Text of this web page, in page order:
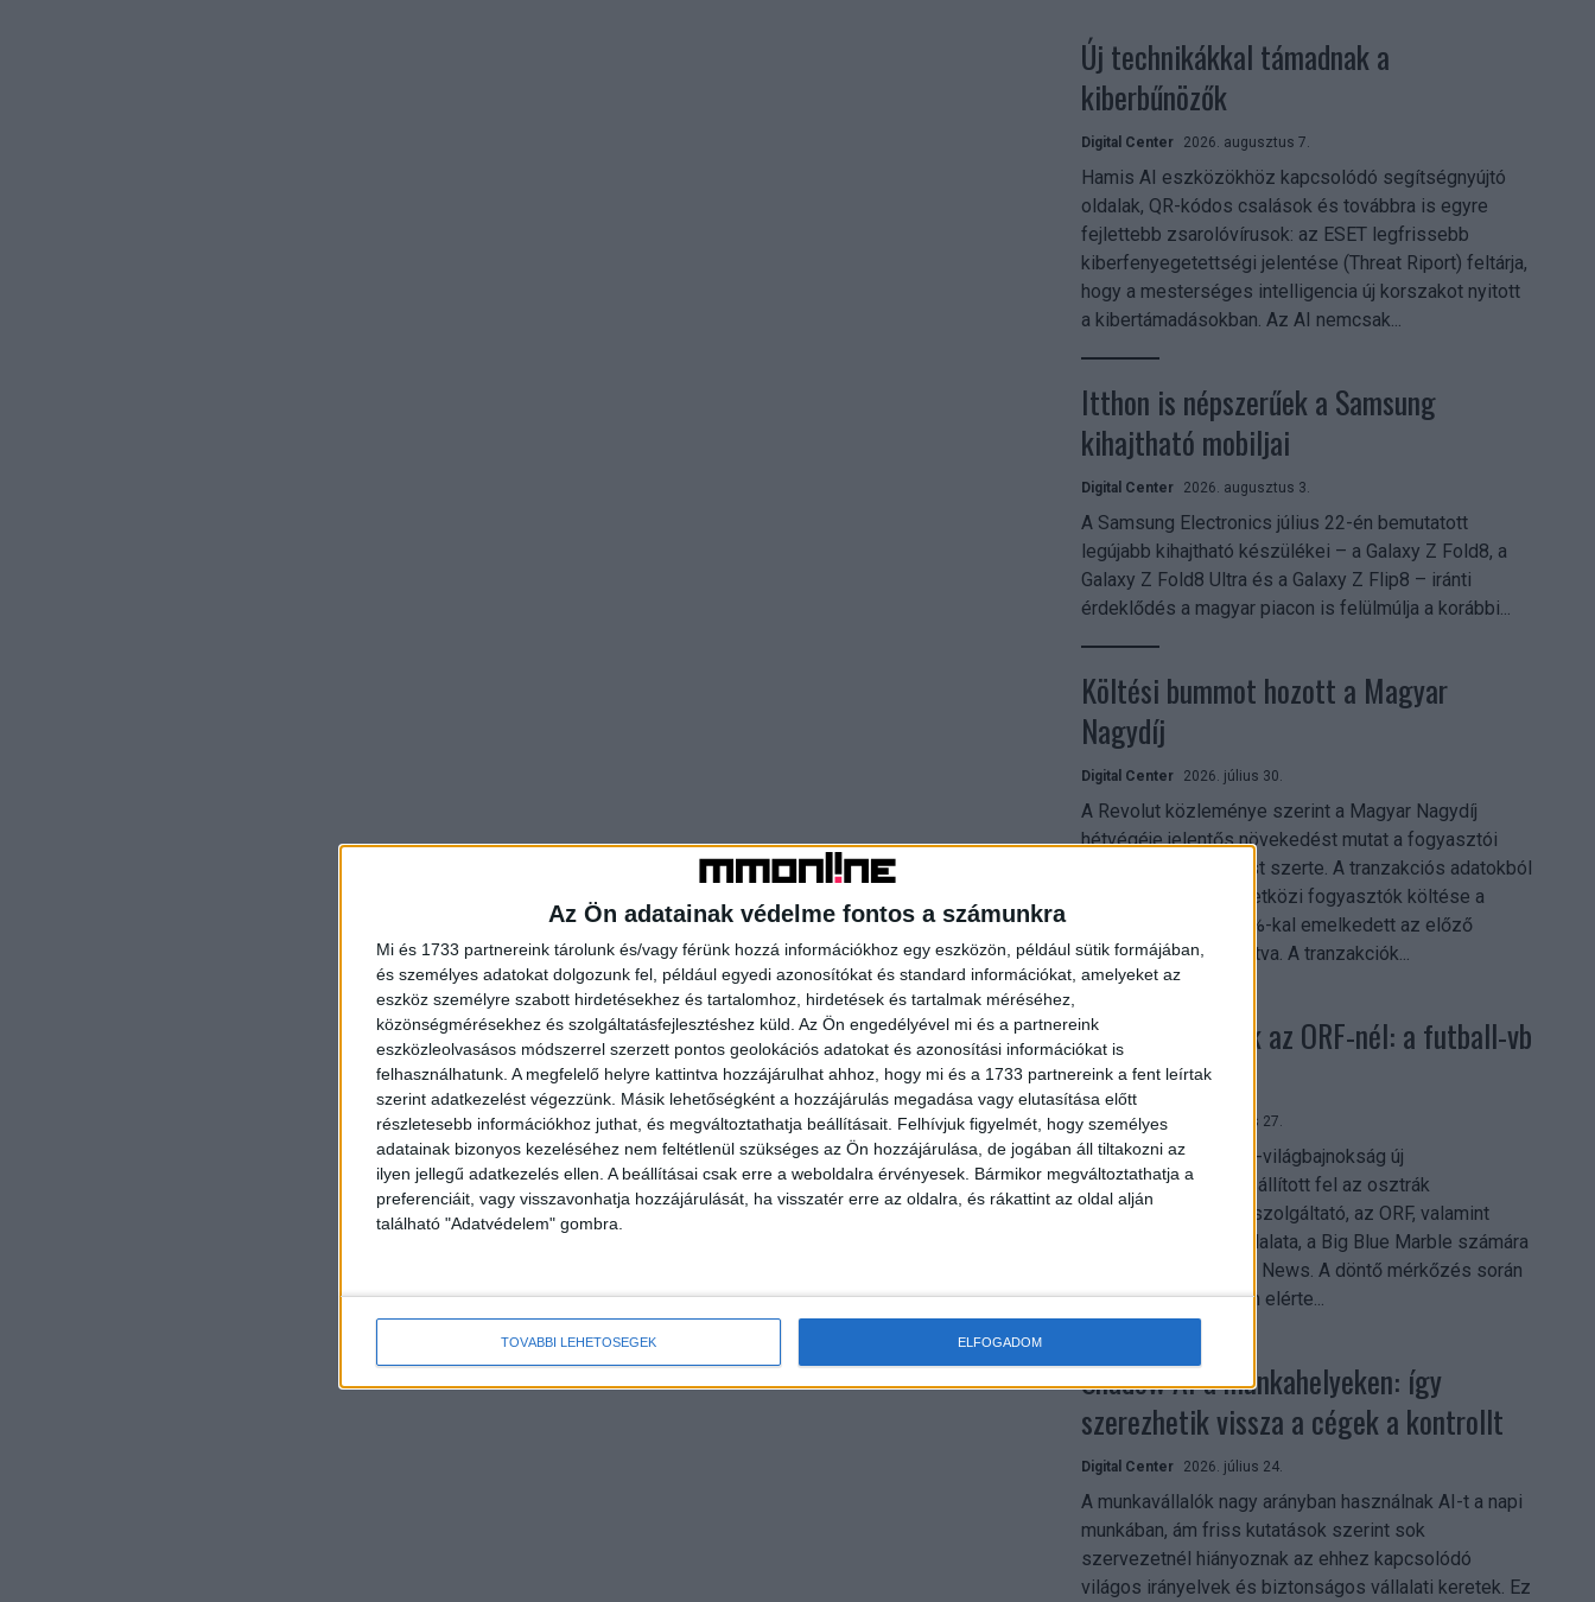
Az Ön adatainak védelme fontos a számunkra
Mi és 1733 partnereink tárolunk és/vagy férünk hozzá információkhoz egy eszközön, például sütik formájában,
és személyes adatokat dolgozunk fel, például egyedi azonosítókat és standard információkat, amelyeket az
eszköz személyre szabott hirdetésekhez és tartalomhoz, hirdetések és tartalmak méréséhez,
közönségmérésekhez és szolgáltatásfejlesztéshez küld. Az Ön engedélyével mi és a partnereink
eszközleolvasásos módszerrel szerzett pontos geolokációs adatokat és azonosítási információkat is
felhasználhatunk. A megfelelő helyre kattintva hozzájárulhat ahhoz, hogy mi és a 1733 partnereink a fent leírtak
szerint adatkezelést végezzünk. Másik lehetőségként a hozzájárulás megadása vagy elutasítása előtt
részletesebb információkhoz juthat, és megváltoztathatja beállításait. Felhívjuk figyelmét, hogy személyes
adatainak bizonyos kezeléséhez nem feltétlenül szükséges az Ön hozzájárulása, de jogában áll tiltakozni az
ilyen jellegű adatkezelés ellen. A beállításai csak erre a weboldalra érvényesek. Bármikor megváltoztathatja a
preferenciáit, vagy visszavonhatja hozzájárulását, ha visszatér erre az oldalra, és rákattint az oldal alján
található "Adatvédelem" gombra.
TOVÁBBI LEHETŐSÉGEK ELFOGADOM
Új technikákkal támadnak a
kiberbűnözők
Digital Center 2026. augusztus 7.
Hamis AI eszközökhöz kapcsolódó segítségnyújtó
oldalak, QR-kódos csalások és továbbra is egyre
fejlettebb zsarolóvírusok: az ESET legfrissebb
kiberfenyegetettségi jelentése (Threat Riport) feltárja,
hogy a mesterséges intelligencia új korszakot nyitott
a kibertámadásokban. Az AI nemcsak...
Itthon is népszerűek a Samsung
kihajtható mobiljai
Digital Center 2026. augusztus 3.
A Samsung Electronics július 22-én bemutatott
legújabb kihajtható készülékei – a Galaxy Z Fold8, a
Galaxy Z Fold8 Ultra és a Galaxy Z Flip8 – iránti
érdeklődés a magyar piacon is felülmúlja a korábbi...
Költési bummot hozott a Magyar
Nagydíj
Digital Center 2026. július 30.
A Revolut közleménye szerint a Magyar Nagydíj
hétvégéje jelentős növekedést mutat a fogyasztói
aktivitásban Budapest szerte. A tranzakciós adatokból
kiderül, hogy a nemzetközi fogyasztók költése a
versenyhétvégén 26%-kal emelkedett az előző
hétvégéhez viszonyítva. A tranzakciók...
Rekordok dőltek az ORF-nél: a futball-vb
mindent vitt
Digital Center 2026. július 27.
A 2026-os labdarúgó-világbajnokság új
streamingrekordokat állított fel az osztrák
közszolgálati műsorszolgáltató, az ORF, valamint
technológiai leányvállalata, a Big Blue Marble számára
– írja a Broadband TV News. A döntő mérkőzés során
az átlagos nézőszám elérte...
Shadow AI a munkahelyeken: így
szerezhetik vissza a cégek a kontrollt
Digital Center 2026. július 24.
A munkavállalók nagy arányban használnak AI-t a napi
munkában, ám friss kutatások szerint sok
szervezetnél hiányoznak az ehhez kapcsolódó
világos irányelvek és biztonságos vállalati keretek. Ez